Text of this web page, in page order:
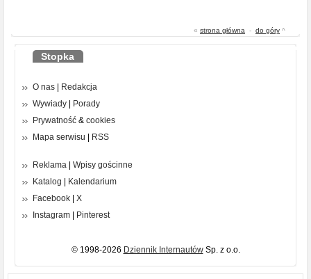
« strona główna - do góry ^
Stopka
O nas
Redakcja
Wywiady
Porady
Prywatność & cookies
Mapa serwisu
RSS
Reklama
Wpisy gościnne
Katalog
Kalendarium
Facebook
X
Instagram
Pinterest
© 1998-2026 Dziennik InternautówSp. z o.o.